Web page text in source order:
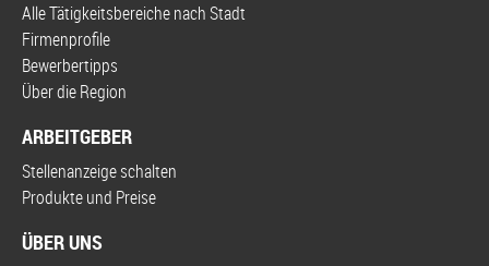
Alle Tätigkeitsbereiche nach Stadt
Firmenprofile
Bewerbertipps
Über die Region
ARBEITGEBER
Stellenanzeige schalten
Produkte und Preise
ÜBER UNS